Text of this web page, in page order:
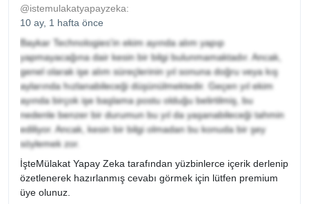
@istemulakatyapayzeka:
10 ay, 1 hafta önce
Baykar Technologies'in ekim ayında alım yapıp
yapmayacağına dair kesin bir bilgi bulunmamaktadır. Ancak,
genel olarak işe alım süreçlerinin yıl sonuna doğru veya kış
aylarında hızlanabileceği düşünülmektedir. Geçen yıl ekim
ayında birçok işe başlama postu olduğu belirtilmiş, bu
nedenle benzer bir durumun bu yıl da yaşanabileceği tahmin
ediliyor. Ancak, kesin bir bilgi olmadan bu konuda bir şey
söylemek zor.
İşteMülakat Yapay Zeka tarafından yüzbinlerce içerik derlenip
özetlenerek hazırlanmış cevabı görmek için lütfen premium
üye olunuz.